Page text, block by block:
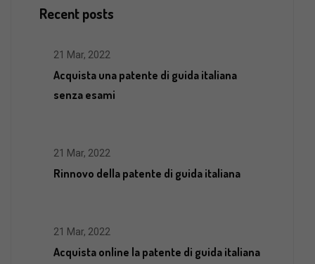
Recent posts
21 Mar, 2022
Acquista una patente di guida italiana
senza esami
21 Mar, 2022
Rinnovo della patente di guida italiana
21 Mar, 2022
Acquista online la patente di guida italiana